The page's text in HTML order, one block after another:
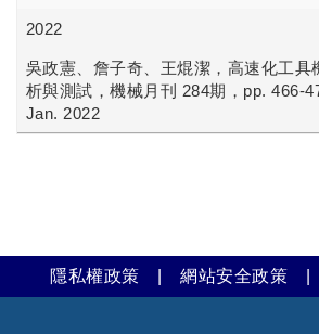
2022
吳政憲、詹子奇、王焜潔，高速化工具
析與測試，機械月刊 284期，pp. 466-
Jan. 2022
隱私權政策 |網站安全政策